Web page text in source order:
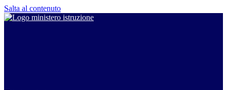
Salta al contenuto